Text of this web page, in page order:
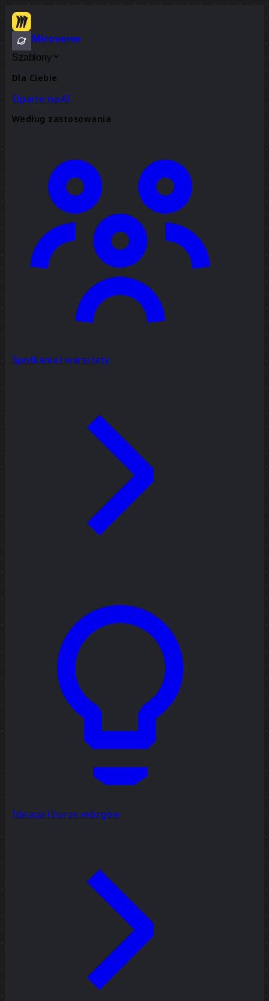
Miroverse
Szablony
Dla Ciebie
Oparte na AI
Według zastosowania
Spotkania i warsztaty
Ideacja i burze mózgów